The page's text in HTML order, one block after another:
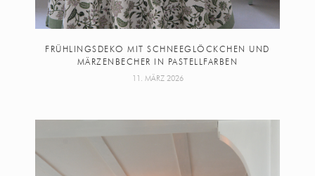
FRÜHLINGSDEKO MIT SCHNEEGLÖCKCHEN UND
MÄRZENBECHER IN PASTELLFARBEN
11. MÄRZ 2026